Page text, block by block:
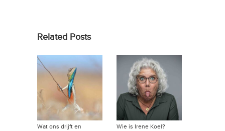
Related Posts
Wat ons drijft en
Wie is Irene Koel?